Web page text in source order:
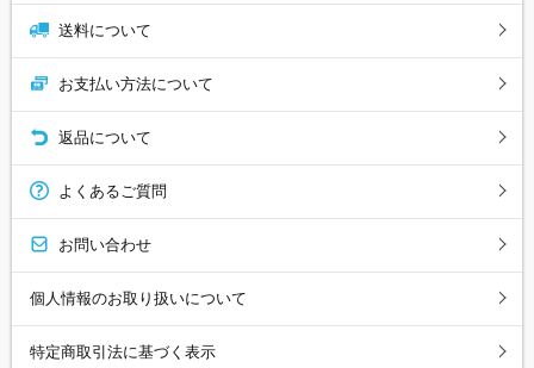
送料について
お支払い方法について
返品について
よくあるご質問
お問い合わせ
個人情報のお取り扱いについて
特定商取引法に基づく表示